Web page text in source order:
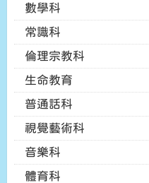
數學科
常識科
倫理宗教科
生命教育
普通話科
視覺藝術科
音樂科
體育科